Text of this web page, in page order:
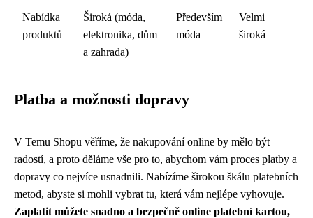
Nabídka
produktů
Široká (móda,
elektronika, dům
a zahrada)
Především
móda
Velmi
široká
Platba a možnosti dopravy
V Temu Shopu věříme, že nakupování online by mělo být
radostí, a proto děláme vše pro to, abychom vám proces platby a
dopravy co nejvíce usnadnili. Nabízíme širokou škálu platebních
metod, abyste si mohli vybrat tu, která vám nejlépe vyhovuje.
Zaplatit můžete snadno a bezpečně online platební kartou,